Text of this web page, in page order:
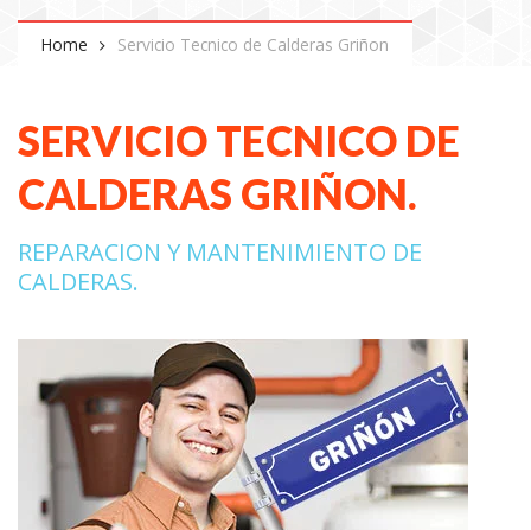
Home Servicio Tecnico de Calderas Griñon
SERVICIO TECNICO DE
CALDERAS GRIÑON.
REPARACION Y MANTENIMIENTO DE
CALDERAS.